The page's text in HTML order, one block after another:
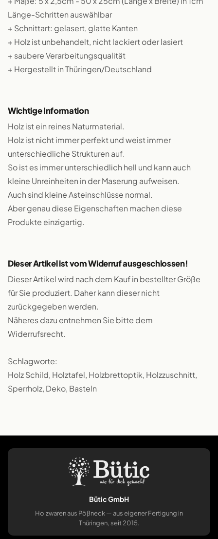
Länge-Schritten auswählbar
+ Schnittart: gelasert, glatte Kanten
+ Holz ist unbehandelt, nicht lackiert oder lasiert
+ saubere Verarbeitungsqualität
+ Hergestellt in Thüringen/Deutschland
Wichtige Information
Holz ist ein reines Naturmaterial.
Holz ist nicht immer perfekt und weist immer
unterschiedliche Strukturen auf.
So ist es immer unterschiedlich hell und kann auch
kleine Unreinheiten in der Maserung aufweisen.
Auch sind kleine Asteinschlüsse normal.
Aber genau diese Eigenschaften machen diese
Produkte einzigartig.
Dieser Artikel ist vom Widerruf ausgeschlossen!
Dieser Artikel wird nach dem Kauf in bestellter Größe
für Sie produziert. Daher kann dieser nicht
zurückgegeben werden.
Näheres dazu entnehmen Sie bitte dem
Widerrufsrecht.
Schlagworte:
Holz Schild, Holztafel, Holzbrettoptik, Holzzuschnitt,
Sperrholz, Deko, Basteln
Bütic GmbH
Holzwaren aus Pößneck — aus eigener Fertigung in
Thüringen, seit 2015.